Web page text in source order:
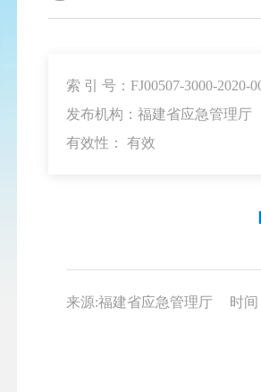
索 引 号：FJ00507-3000-2020-
发布机构：福建省应急管理厅
有效性： 有效
来源:福建省应急管理厅 时间